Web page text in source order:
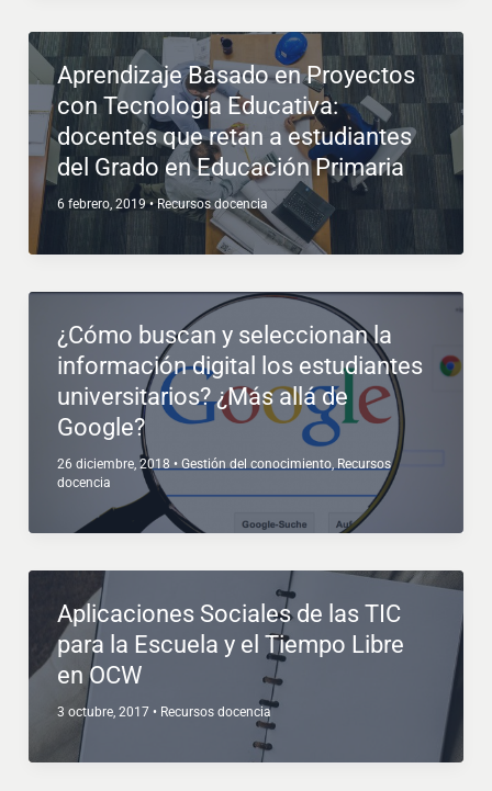
Aprendizaje Basado en Proyectos
con Tecnología Educativa:
docentes que retan a estudiantes
del Grado en Educación Primaria
6 febrero, 2019•Recursos docencia
¿Cómo buscan y seleccionan la
información digital los estudiantes
universitarios? ¿Más allá de
Google?
26 diciembre, 2018 • Gestión del conocimiento, Recursos
docencia
Aplicaciones Sociales de las TIC
para la Escuela y el Tiempo Libre
en OCW
3 octubre, 2017 • Recursos docencia